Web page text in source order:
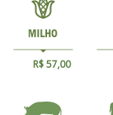
R$ 57,00